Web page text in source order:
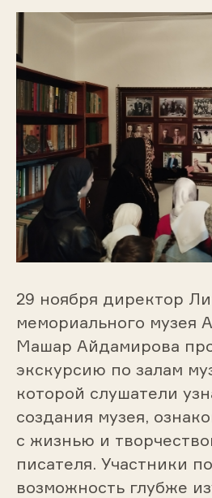
29 ноября директор
мемориального музея
Машар Айдамирова
экскурсию по залам
которой слушатели
создания музея,
с жизнью и
писателя. Участники
возможность глубже